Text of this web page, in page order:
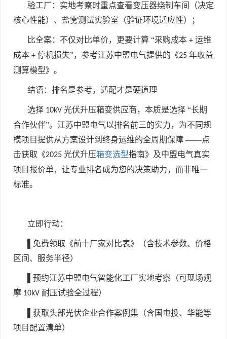
验工厂：实地考察时重点查看变压器绕制车间（决定
核心性能）、盐雾测试实验室（验证环境适应性）；
比全案：不仅对比单价，更要计算 “采购成本 + 运维
成本 + 停机损失”，参考江苏中盟电气提供的《25 年收益
测算模型》。
结语：排名是参考，适配才是硬道理
选择 10kV 光伏升压箱变供应商，本质是选择 “长期
合作伙伴”。江苏中盟电气以排名前三的实力，为不同规
模项目提供从方案设计到终身运维的全周期保障 ——点
击获取《2025 光伏升压箱变选型指南》及中盟电气真实
项目报价单，让专业排名成为您的决策助力，而非唯一
标准。
立即行动：
▌免费领取《前十厂家对比表》（含技术参数、价格
区间、服务半径）
▌预约江苏中盟电气智能化工厂实地考察（可现场观
摩 10kV 耐压试验全过程）
▌获取头部光伏企业合作案例集（含国电投、华能等
项目配置清单）